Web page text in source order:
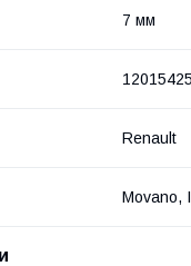
7 мм
Renault
Movano,